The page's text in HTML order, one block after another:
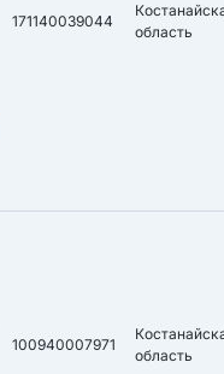
171140039044
область
100940007971
область